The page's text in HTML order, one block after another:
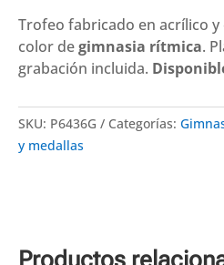
rítmica
P-
6436.
3
tamaños
cantidad
Trofeo fabricado en acrílico
color degimnasia rítmica.
grabación incluida.
SKU: P6436G Categorías:
y medallas
Productos